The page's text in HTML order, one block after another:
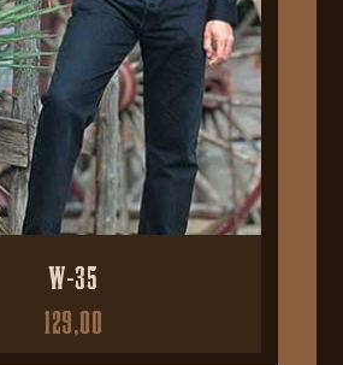
W-35
129,00